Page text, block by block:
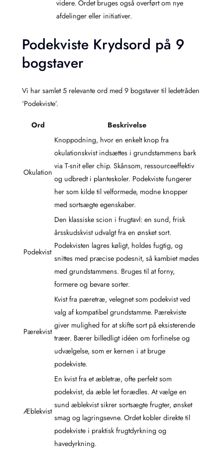
videre. Ordet bruges også overført om nye
afdelinger eller initiativer.
Podekviste Krydsord på 9
bogstaver
Vi har samlet 5 relevante ord med 9 bogstaver til ledetråden
‘Podekviste’.
Ord Beskrivelse
Okulation
Knoppodning, hvor en enkelt knop fra
okulationskvist indsættes i grundstammens bark
via T-snit eller chip. Skånsom, ressourceeffektiv
og udbredt i planteskoler. Podekviste fungerer
her som kilde til velformede, modne knopper
med sortsægte egenskaber.
Podekvist
Den klassiske scion i frugtavl: en sund, frisk
årsskudskvist udvalgt fra en ønsket sort.
Podekvisten lagres køligt, holdes fugtig, og
snittes med præcise podesnit, så kambiet mødes
med grundstammens. Bruges til at forny,
formere og bevare sorter.
Pærekvist
Kvist fra pæretræ, velegnet som podekvist ved
valg af kompatibel grundstamme. Pærekviste
giver mulighed for at skifte sort på eksisterende
træer. Bærer billedligt idéen om forfinelse og
udvælgelse, som er kernen i at bruge
podekviste.
Æblekvist
En kvist fra et æbletræ, ofte perfekt som
podekvist, da æble let forædles. At vælge en
sund æblekvist sikrer sortsægte frugter, ønsket
smag og lagringsevne. Ordet kobler direkte til
podekviste i praktisk frugtdyrkning og
havedyrkning.